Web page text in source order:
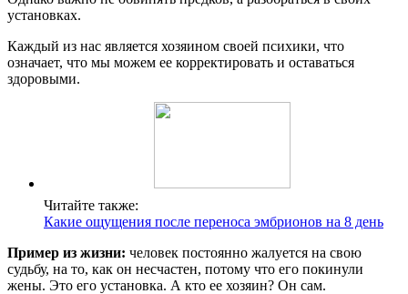
установках.
Каждый из нас является хозяином своей психики, что
означает, что мы можем ее корректировать и оставаться
здоровыми.
Читайте также:
Какие ощущения после переноса эмбрионов на 8 день
Пример из жизни: человек постоянно жалуется на свою
судьбу, на то, как он несчастен, потому что его покинули
жены. Это его установка. А кто ее хозяин? Он сам.